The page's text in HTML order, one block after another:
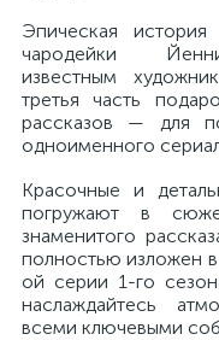
Эпическая
чародейки
известным
третья часть
рассказов — для
одноименного
Красочные и
погружают в
знаменитого
полностью изложен
ой серии 1-го
наслаждайтесь
всеми ключевыми